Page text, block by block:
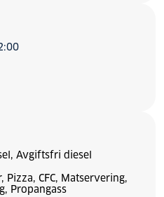
Avgiftsfri diesel
CFC, Matservering,
Propangass